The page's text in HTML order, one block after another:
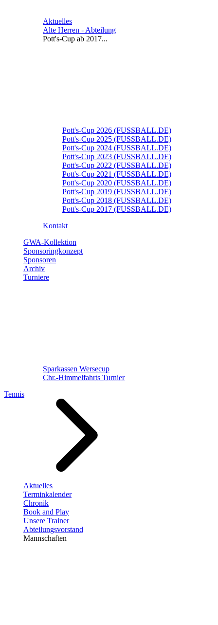
Aktuelles
Alte Herren - Abteilung
Pott's-Cup ab 2017...
Pott's-Cup 2026 (FUSSBALL.DE)
Pott's-Cup 2025 (FUSSBALL.DE)
Pott's-Cup 2024 (FUSSBALL.DE)
Pott's-Cup 2023 (FUSSBALL.DE)
Pott's-Cup 2022 (FUSSBALL.DE)
Pott's-Cup 2021 (FUSSBALL.DE)
Pott's-Cup 2020 (FUSSBALL.DE)
Pott's-Cup 2019 (FUSSBALL.DE)
Pott's-Cup 2018 (FUSSBALL.DE)
Pott's-Cup 2017 (FUSSBALL.DE)
Kontakt
GWA-Kollektion
Sponsoringkonzept
Sponsoren
Archiv
Turniere
Sparkassen Wersecup
Chr.-Himmelfahrts Turnier
Tennis
Aktuelles
Terminkalender
Chronik
Book and Play
Unsere Trainer
Abteilungsvorstand
Mannschaften